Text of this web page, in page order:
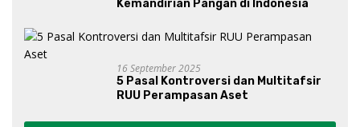
Kemandirian Pangan di Indonesia
16 September 2025
5 Pasal Kontroversi dan Multitafsir
RUU Perampasan Aset